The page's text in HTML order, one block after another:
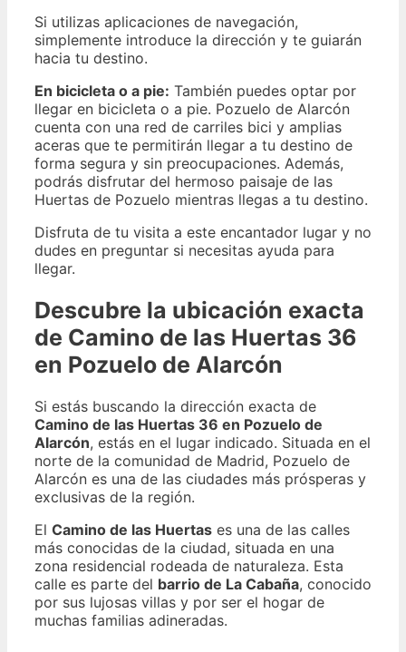
Si utilizas aplicaciones de navegación,
simplemente introduce la dirección y te guiarán
hacia tu destino.
En bicicleta o a pie: También puedes optar por
llegar en bicicleta o a pie. Pozuelo de Alarcón
cuenta con una red de carriles bici y amplias
aceras que te permitirán llegar a tu destino de
forma segura y sin preocupaciones. Además,
podrás disfrutar del hermoso paisaje de las
Huertas de Pozuelo mientras llegas a tu destino.
Disfruta de tu visita a este encantador lugar y no
dudes en preguntar si necesitas ayuda para
llegar.
Descubre la ubicación exacta
de Camino de las Huertas 36
en Pozuelo de Alarcón
Si estás buscando la dirección exacta de
Camino de las Huertas 36 en Pozuelo de
Alarcón, estás en el lugar indicado. Situada en el
norte de la comunidad de Madrid, Pozuelo de
Alarcón es una de las ciudades más prósperas y
exclusivas de la región.
El Camino de las Huertas es una de las calles
más conocidas de la ciudad, situada en una
zona residencial rodeada de naturaleza. Esta
calle es parte del barrio de La Cabaña, conocido
por sus lujosas villas y por ser el hogar de
muchas familias adineradas.